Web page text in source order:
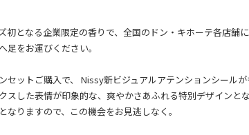
初となる企業限定の香りで、全国のドン・キホーテ各店舗
足をお運びください。
セットご購入で、 Nissy新ビジュアルアテンションシール
スした表情が印象的な、爽やかさあふれる特別デザインとな
なりますので、この機会をお見逃しなく。